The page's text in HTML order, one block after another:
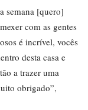
semana [quero]
com as gentes
é incrível, vocês
desta casa e
a trazer uma
obrigado”,